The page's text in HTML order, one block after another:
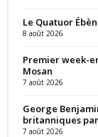
Le Quatuor
8 août 2026
Premier week-
Mosan
7 août 2026
George
britanniques
7 août 2026